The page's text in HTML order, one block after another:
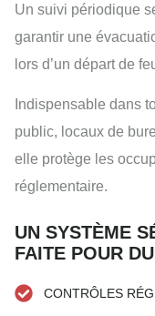
Un suivi périodique
garantir une
lors d’un départ de
Indispensable dans
public, locaux de
elle protège les
réglementaire.
UN SYSTÈME
FAITE POUR
CONTRÔLES